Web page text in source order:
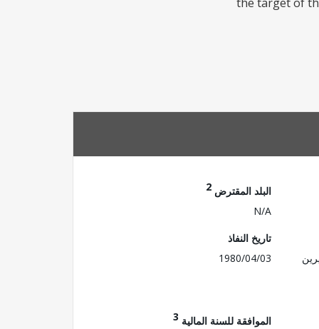
البلد المقترض 2
N/A
تاريخ النفاذ
1980/04/03
الموافقة للسنة المالية 3